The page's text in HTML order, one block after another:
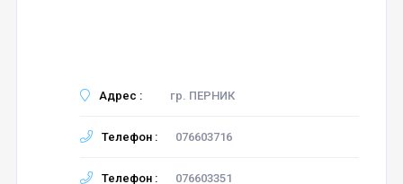
Адрес : гр. ПЕРНИК
Телефон : 076603716
Телефон : 076603351